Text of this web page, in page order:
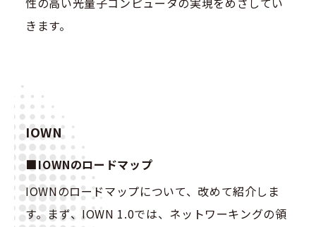
きます。
IOWN
IOWNのロードマップ
IOWNのロードマップについて、改めて紹介しま
す。まず、IOWN 1.0では、ネットワーキングの領